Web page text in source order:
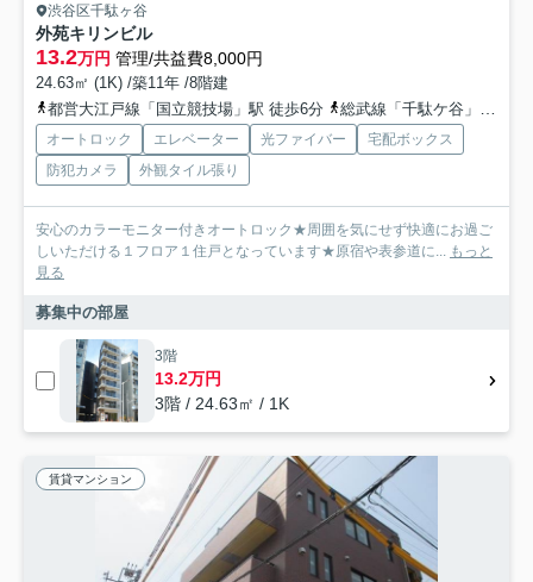
渋谷区千駄ヶ谷
外苑キリンビル
13.2万円 管理/共益費8,000円
24.63㎡ (1K) /築11年 /8階建
都営大江戸線「国立競技場」駅 徒歩6分
総武線「千駄ケ谷」駅 徒歩9分
オートロック エレベーター 光ファイバー
宅配ボックス
防犯カメラ
外観タイル張り
安心のカラーモニター付きオートロック★周囲を気にせず快適にお過ご
しいただける１フロア１住戸となっています★原宿や表参道に... もっと
見る
募集中の部屋
3階
13.2万円
3階 / 24.63㎡ / 1K
賃貸マンション